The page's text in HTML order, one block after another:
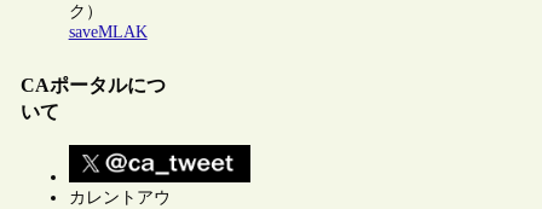
ク）
saveMLAK
CAポータルにつ
いて
カレントアウ